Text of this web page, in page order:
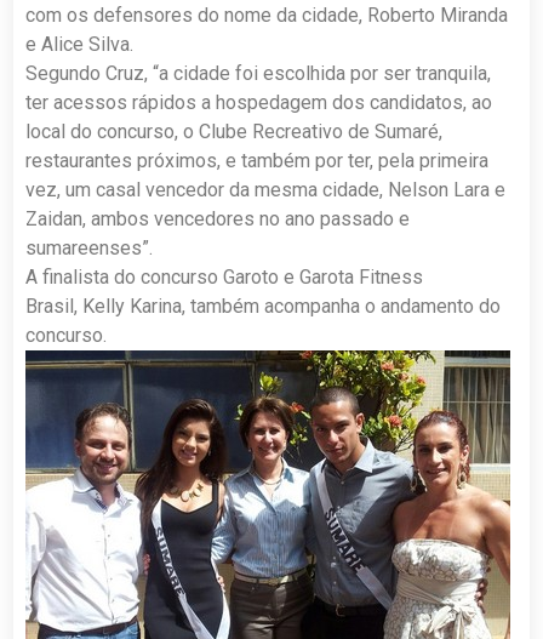
com os defensores do nome da cidade, Roberto Miranda
e Alice Silva.
Segundo Cruz, “a cidade foi escolhida por ser tranquila,
ter acessos rápidos a hospedagem dos candidatos, ao
local do concurso, o Clube Recreativo de Sumaré,
restaurantes próximos, e também por ter, pela primeira
vez, um casal vencedor da mesma cidade, Nelson Lara e
Zaidan, ambos vencedores no ano passado e
sumareenses”.
A finalista do concurso Garoto e Garota Fitness
Brasil, Kelly Karina, também acompanha o andamento do
concurso.